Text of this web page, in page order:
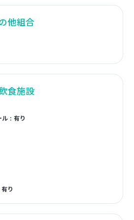
他組合
食施設
: 有り
り